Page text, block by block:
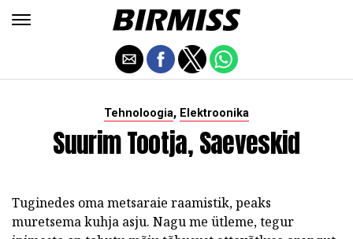
Tehnoloogia, Elektroonika
Suurim Tootja, Saeveskid
Tuginedes oma metsaraie raamistik, peaks
muretsema kuhja asju. Nagu me ütleme, tegur